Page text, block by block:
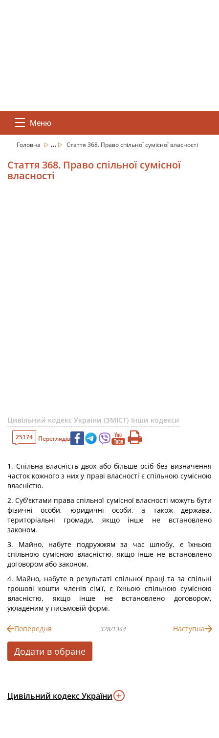
Меню
Головна ... Стаття 368. Право спільної сумісної власності
Стаття 368. Право спільної сумісної
власності
Цивільний кодекс України (ЗМІСТ) Інши кодекси
25174 Переглядів
1. Спільна власність двох або більше осіб без визначення
часток кожного з них у праві власності є спільною сумісною
власністю.
2. Суб'єктами права спільної сумісної власності можуть бути
фізичні особи, юридичні особи, а також держава,
територіальні громади, якщо інше не встановлено
законом.
3. Майно, набуте подружжям за час шлюбу, є їхньою
спільною сумісною власністю, якщо інше не встановлено
договором або законом.
4. Майно, набуте в результаті спільної праці та за спільні
грошові кошти членів сім'ї, є їхньою спільною сумісною
власністю, якщо інше не встановлено договором,
укладеним у письмовій формі.
Попередня 378/1344 Наступна
Додати в обране
Цивільний кодекс України